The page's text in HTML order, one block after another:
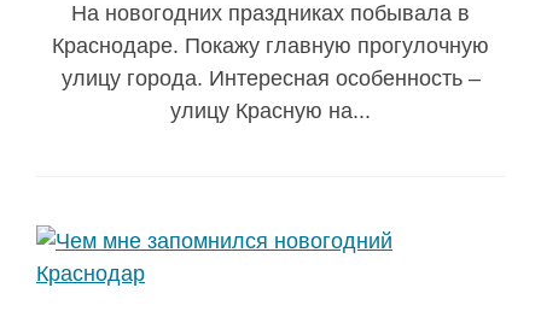
На новогодних праздниках побывала в
Краснодаре. Покажу главную прогулочную
улицу города. Интересная особенность –
улицу Красную на...